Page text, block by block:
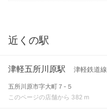
近くの駅
津軽五所川原駅 津軽鉄道線
五所川原市字大町７-５
このページの店舗から 382 m